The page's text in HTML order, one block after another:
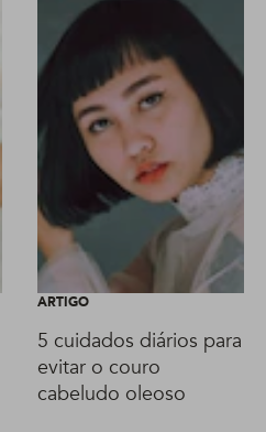
ARTIGO
5 cuidados diários para
evitar o couro
cabeludo oleoso